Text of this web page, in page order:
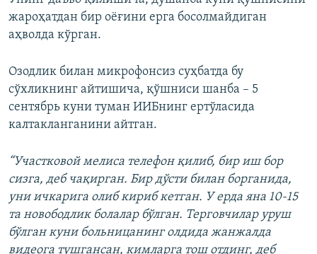
жароҳатдан бир оёғини ерга босолмайдиган
аҳволда кўрган.
Озодлик билан микрофонсиз суҳбатда бу
сўхликнинг айтишича, қўшниси шанба – 5
сентябрь куни туман ИИБнинг ертўласида
калтакланганини айтган.
“Участковой мелиса телефон қилиб, бир иш бор
сизга, деб чақирган. Бир дўсти билан борганида,
уни ичкарига олиб кириб кетган. У ерда яна 10-15
та новободлик болалар бўлган. Терговчилар уруш
бўлган куни больницанинг олдида жанжалда
видеога тушгансан, кимларга тош отдинг, деб